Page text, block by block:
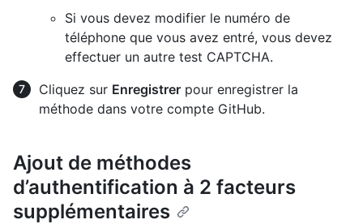
Si vous devez modifier le numéro de
téléphone que vous avez entré, vous devez
effectuer un autre test CAPTCHA.
Cliquez sur Enregistrer pour enregistrer la
méthode dans votre compte GitHub.
Ajout de méthodes
d’authentification à 2 facteurs
supplémentaires